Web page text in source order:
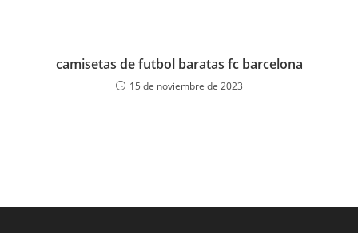
camisetas de futbol baratas fc barcelona
15 de noviembre de 2023